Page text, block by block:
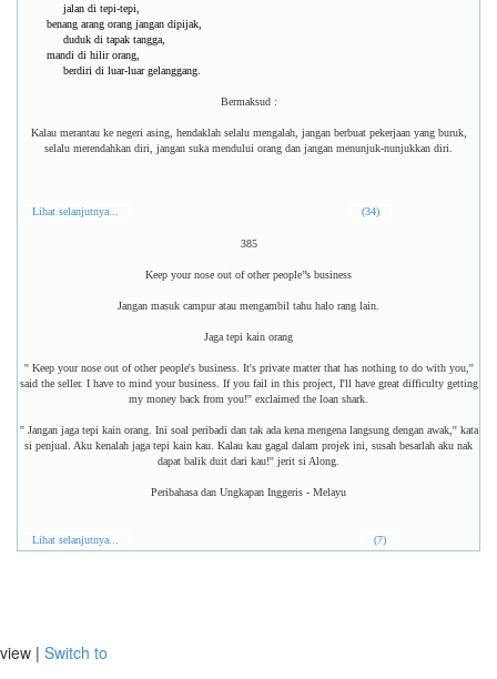
jalan di tepi-tepi,
benang arang orang jangan dipijak,
duduk di tapak tangga,
mandi di hilir orang,
berdiri di luar-luar gelanggang.
Bermaksud :
Kalau merantau ke negeri asing, hendaklah selalu mengalah, jangan berbuat pekerjaan yang buruk,
selalu merendahkan diri, jangan suka mendului orang dan jangan menunjuk-nunjukkan diri.
Lihat selanjutnya... (34)
385
Keep your nose out of other people’’s business
Jangan masuk campur atau mengambil tahu halo rang lain.
Jaga tepi kain orang
'' Keep your nose out of other people's business. It's private matter that has nothing to do with you,''
said the seller. I have to mind your business. If you fail in this project, I'll have great difficulty getting
my money back from you!'' exclaimed the loan shark.
'' Jangan jaga tepi kain orang. Ini soal peribadi dan tak ada kena mengena langsung dengan awak,'' kata
si penjual. Aku kenalah jaga tepi kain kau. Kalau kau gagal dalam projek ini, susah besarlah aku nak
dapat balik duit dari kau!'' jerit si Along.
Peribahasa dan Ungkapan Inggeris - Melayu
Lihat selanjutnya... (7)
view | Switch to